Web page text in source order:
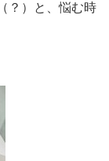
？）と、悩む時